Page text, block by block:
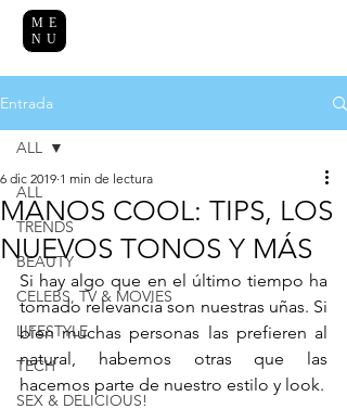
ME
NU
Entrada
ALL
TRENDS
BEAUTY
CELEBS, TV & MOVIES
LIFESTYLE
TECH
SEX & DELICIOUS!
ALL
MANOS COOL: TIPS, LOS
NUEVOS TONOS Y MÁS
6 dic 2019 1 min de lectura
Si hay algo que en el último tiempo ha
tomado relevancia son nuestras uñas. Si
bien muchas personas las prefieren al
natural, habemos otras que las
hacemos parte de nuestro estilo y look.